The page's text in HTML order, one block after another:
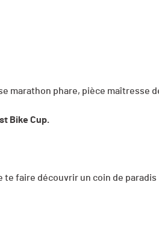
marathon phare, pièce maîtresse
Bike Cup.
faire découvrir un coin de paradis